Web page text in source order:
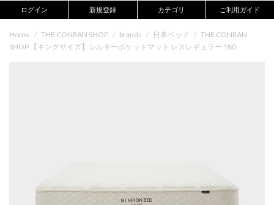
ログイン 新規登録 カテゴリ ご利用ガイド
Home / THE CONRAN SHOP / brands / 日本ベッド / THE CONRAN
SHOP 【キングサイズ】シルキーポケットマット レスレギュラー 180